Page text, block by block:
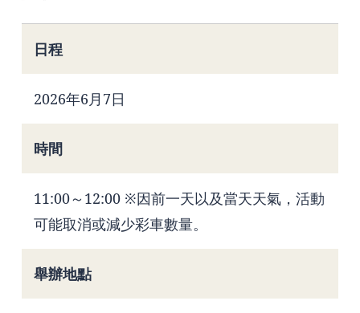
日程
2026年6月7日
時間
11:00～12:00 ※因前一天以及當天天氣，活動
可能取消或減少彩車數量。
舉辦地點